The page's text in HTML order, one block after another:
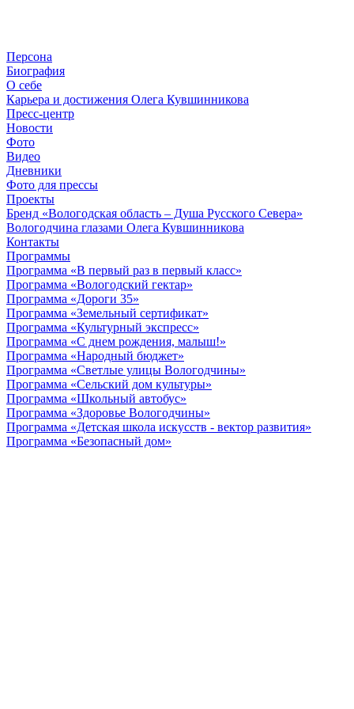
Персона
Биография
О себе
Карьера и достижения Олега Кувшинникова
Пресс-центр
Новости
Фото
Видео
Дневники
Фото для прессы
Проекты
Бренд «Вологодская область – Душа Русского Севера»
Вологодчина глазами Олега Кувшинникова
Контакты
Программы
Программа «В первый раз в первый класс»
Программа «Вологодский гектар»
Программа «Дороги 35»
Программа «Земельный сертификат»
Программа «Культурный экспресс»
Программа «С днем рождения, малыш!»
Программа «Народный бюджет»
Программа «Светлые улицы Вологодчины»
Программа «Сельский дом культуры»
Программа «Школьный автобус»
Программа «Здоровье Вологодчины»
Программа «Детская школа искусств - вектор развития»
Программа «Безопасный дом»